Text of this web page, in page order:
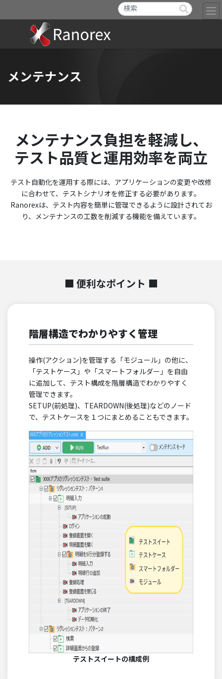
メンテナンス
メンテナンス負担を軽減し、
テスト品質と運用効率を両立
テスト自動化を運用する際には、アプリケーションの変更や改修
に合わせて、テストシナリオを修正する必要があります。
Ranorexは、テスト内容を簡単に管理できるように設計されてお
り、メンテナンスの工数を削減する機能を備えています。
■ 便利なポイント ■
階層構造でわかりやすく管理
操作(アクション)を管理する「モジュール」の他に、
「テストケース」や「スマートフォルダー」を自由
に追加して、テスト構成を階層構造でわかりやすく
管理できます。
SETUP(前処理)、TEARDOWN(後処理)などのノード
で、テストケースを１つにまとめることもできます。
テストスイートの構成例